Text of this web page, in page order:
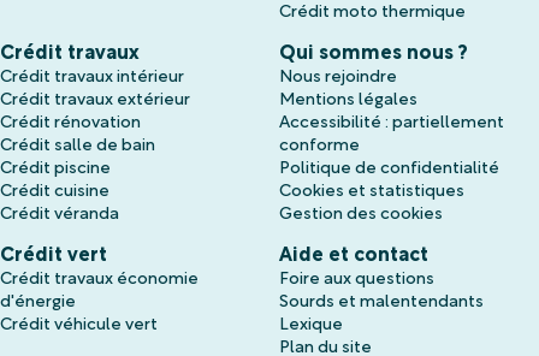
Crédit moto thermique
Crédit travaux
Crédit travaux intérieur
Crédit travaux extérieur
Crédit rénovation
Crédit salle de bain
Crédit piscine
Crédit cuisine
Crédit véranda
Crédit vert
Crédit travaux économie
d'énergie
Crédit véhicule vert
Qui sommes nous ?
Nous rejoindre
Mentions légales
Accessibilité : partiellement
conforme
Politique de confidentialité
Cookies et statistiques
Gestion des cookies
Aide et contact
Foire aux questions
Sourds et malentendants
Lexique
Plan du site